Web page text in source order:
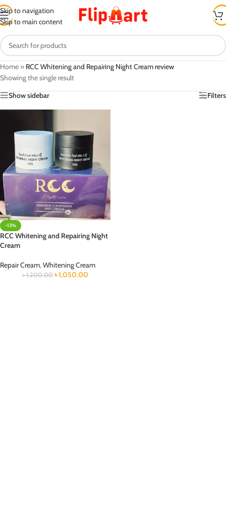
Skip to navigation
Skip to main content
Home » RCC Whitening and Repairing Night Cream review
Showing the single result
Show sidebar
Filters
-13%
RCC Whitening and Repairing Night
Cream
Repair Cream,Whitening Cream
৳1,200.00 ৳1,050.00